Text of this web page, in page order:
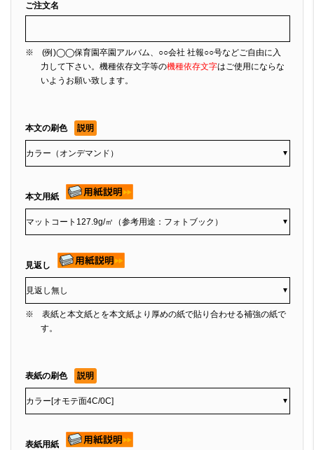
ご注文名
※ (例)◯◯保育園卒園アルバム、○○会社 社報○○号などご自由に入
力して下さい。機種依存文字等の機種依存文字はご使用にならな
いようお願い致します。
本文の刷色 説明
▼
本文用紙
▼
見返し
▼
※ 表紙と本文紙とを本文紙より厚めの紙で貼り合わせる補強の紙で
す。
表紙の刷色 説明
▼
表紙用紙